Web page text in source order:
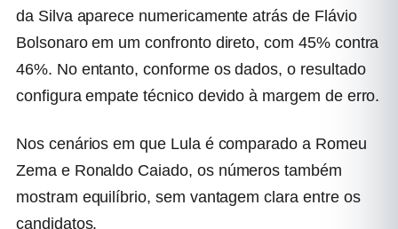
da Silvaaparece numericamente atrás de Flávio
Bolsonaroem um confronto direto, com 45% contra
46%. No entanto, conforme os dados, o resultado
configura empate técnico devido à margem de erro.
Nos cenários em que Lula é comparado a Romeu
Zemae Ronaldo Caiado, os números também
mostram equilíbrio, sem vantagem clara entre os
candidatos.